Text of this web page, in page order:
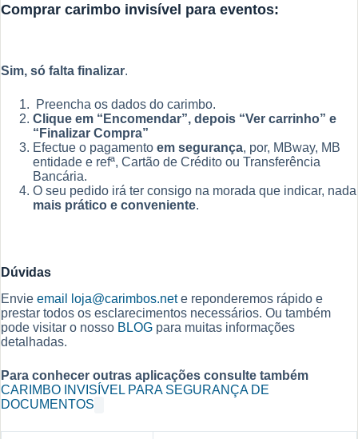
Comprar carimbo invisível para eventos:
Sim, só falta finalizar.
Preencha os dados do carimbo.
Clique em “Encomendar”, depois “Ver carrinho” e
“Finalizar Compra”
Efectue o pagamento em segurança, por, MBway, MB
entidade e refª, Cartão de Crédito ou Transferência
Bancária.
O seu pedido irá ter consigo na morada que indicar, nada
mais prático e conveniente.
Dúvidas
Envie email loja@carimbos.nete reponderemos rápido e
prestar todos os esclarecimentos necessários. Ou também
pode visitar o nosso BLOG para muitas informações
detalhadas.
Para conhecer outras aplicações consulte também
CARIMBO INVISÍVEL PARA SEGURANÇA DE
DOCUMENTOS